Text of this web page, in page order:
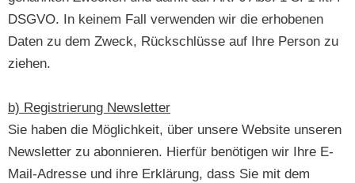
DSGVO. In keinem Fall verwenden wir die erhobenen
Daten zu dem Zweck, Rückschlüsse auf Ihre Person zu
ziehen.
b) Registrierung Newsletter
Sie haben die Möglichkeit, über unsere Website unseren
Newsletter zu abonnieren. Hierfür benötigen wir Ihre E-
Mail-Adresse und ihre Erklärung, dass Sie mit dem